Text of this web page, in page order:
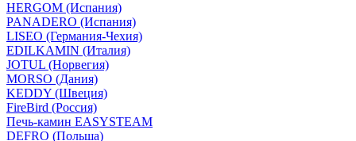
HERGOM (Испания)
PANADERO (Испания)
LISEO (Германия-Чехия)
EDILKAMIN (Италия)
JOTUL (Норвегия)
MORSO (Дания)
KEDDY (Швеция)
FireBird (Россия)
Печь-камин EASYSTEAM
DEFRO (Польша)